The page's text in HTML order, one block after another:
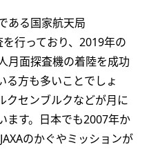
ある国家航天局
を行っており、2019年の
月面探査機の着陸を成功
る方も多いことでしょ
クセンブルクなどが月に
ます。日本でも2007年か
のかぐやミッションが